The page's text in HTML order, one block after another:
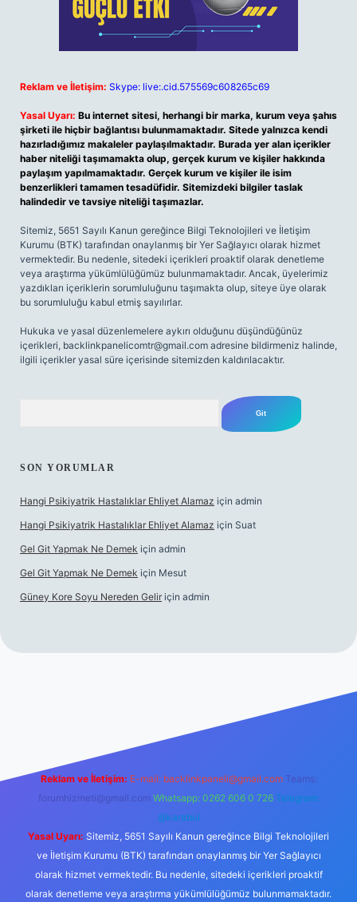
Reklam ve İletişim: Skype: live:.cid.575569c608265c69
Yasal Uyarı: Bu internet sitesi, herhangi bir marka, kurum veya şahıs
şirketi ile hiçbir bağlantısı bulunmamaktadır. Sitede yalnızca kendi
hazırladığımız makaleler paylaşılmaktadır. Burada yer alan içerikler
haber niteliği taşımamakta olup, gerçek kurum ve kişiler hakkında
paylaşım yapılmamaktadır. Gerçek kurum ve kişiler ile isim
benzerlikleri tamamen tesadüfidir. Sitemizdeki bilgiler taslak
halindedir ve tavsiye niteliği taşımazlar.
Sitemiz, 5651 Sayılı Kanun gereğince Bilgi Teknolojileri ve İletişim
Kurumu (BTK) tarafından onaylanmış bir Yer Sağlayıcı olarak hizmet
vermektedir. Bu nedenle, sitedeki içerikleri proaktif olarak denetleme
veya araştırma yükümlülüğümüz bulunmamaktadır. Ancak, üyelerimiz
yazdıkları içeriklerin sorumluluğunu taşımakta olup, siteye üye olarak
bu sorumluluğu kabul etmiş sayılırlar.
Hukuka ve yasal düzenlemelere aykırı olduğunu düşündüğünüz
içerikleri, backlinkpanelicomtr@gmail.com adresine bildirmeniz halinde,
ilgili içerikler yasal süre içerisinde sitemizden kaldırılacaktır.
SON YORUMLAR
Hangi Psikiyatrik Hastalıklar Ehliyet Alamaz için admin
Hangi Psikiyatrik Hastalıklar Ehliyet Alamaz için Suat
Gel Git Yapmak Ne Demek için admin
Gel Git Yapmak Ne Demek için Mesut
Güney Kore Soyu Nereden Gelir için admin
Reklam ve İletişim: E-mail: backlinkpaneli@gmail.com Teams:
forumhizmeti@gmail.com Whatsapp: 0262 606 0 726 Telegram:
@karabul
Yasal Uyarı: Sitemiz, 5651 Sayılı Kanun gereğince Bilgi Teknolojileri
ve İletişim Kurumu (BTK) tarafından onaylanmış bir Yer Sağlayıcı
olarak hizmet vermektedir. Bu nedenle, sitedeki içerikleri proaktif
olarak denetleme veya araştırma yükümlülüğümüz bulunmamaktadır.